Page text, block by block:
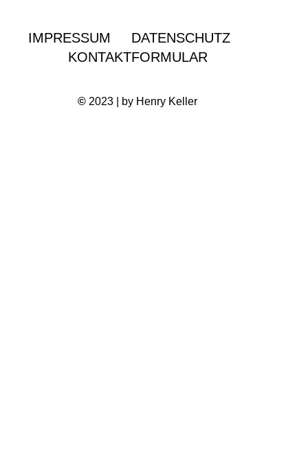
IMPRESSUM
DATENSCHUTZ
KONTAKTFORMULAR
© 2023 | by Henry Keller